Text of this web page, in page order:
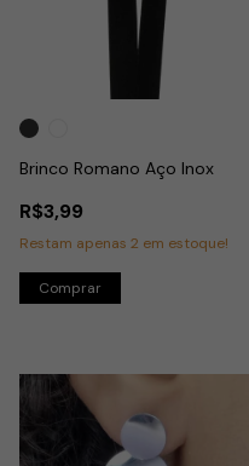
Brinco Romano Aço Inox
R$3,99
Restam apenas 2 em estoque!
Comprar